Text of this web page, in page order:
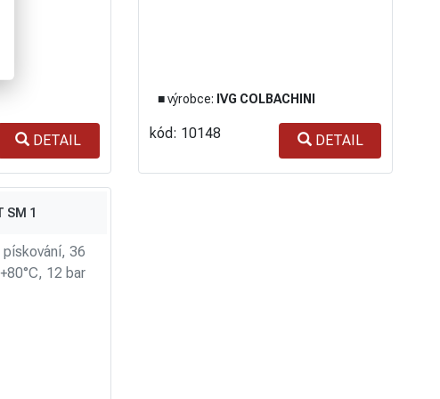
DETAIL
■ výrobce: IVG COLBACHINI
kód: 10148 DETAIL
SM 1
36
12 bar